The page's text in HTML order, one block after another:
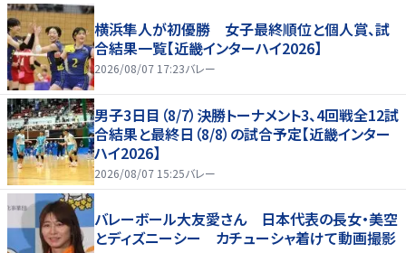
横浜隼人が初優勝 女子最終順位と個人賞、試
合結果一覧【近畿インターハイ2026】
2026/08/07 17:23バレー
男子3日目（8/7）決勝トーナメント3、4回戦全12試
合結果と最終日（8/8）の試合予定【近畿インター
ハイ2026】
2026/08/07 15:25バレー
バレーボール大友愛さん 日本代表の長女・美空
とディズニーシー カチューシャ着けて動画撮影